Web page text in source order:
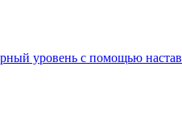
уровень с помощью